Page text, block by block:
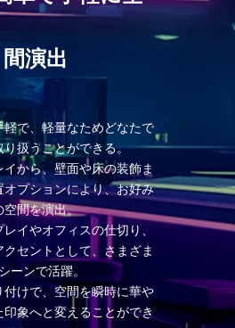
間演出
軽で、軽量なためどなたで
り扱うことができる。
から、壁面や床の装飾ま
オプションにより、お好み
空間を演出。
イやオフィスの仕切り、
セントとして、さまざま
ーンで活躍。
付けで、空間を瞬時に華や
印象へと変えることができ